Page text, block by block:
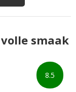
8.5
smaak